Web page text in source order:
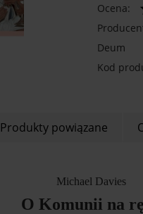
Ocena:
Deum
Kod
Produkty powiązane
Michael Davies
O Komunii na